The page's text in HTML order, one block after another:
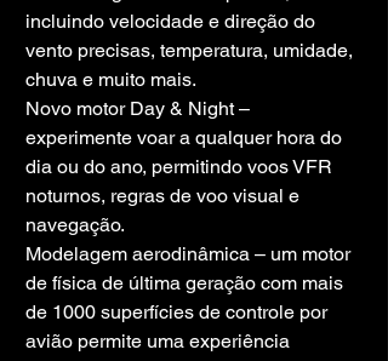
incluindo velocidade e direção do
vento precisas, temperatura, umidade,
chuva e muito mais.
Novo motor Day & Night –
experimente voar a qualquer hora do
dia ou do ano, permitindo voos VFR
noturnos, regras de voo visual e
navegação.
Modelagem aerodinâmica – um motor
de física de última geração com mais
de 1000 superfícies de controle por
avião permite uma experiência